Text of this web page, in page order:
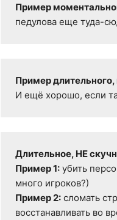
Пример
педулова еще туда-
Пример длительного,
И ещё хорошо, если
Длительное, НЕ
Пример 1: убить
Пример 2: сломать